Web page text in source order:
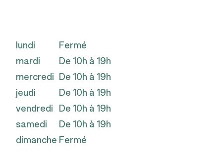
lundi
Fermé
mardi
De 10h à 19h
mercredi De 10h à 19h
jeudi
De 10h à 19h
vendredi De 10h à 19h
samedi
De 10h à 19h
dimanche Fermé